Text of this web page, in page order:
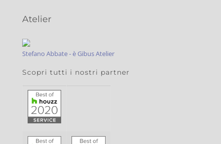
Atelier
Stefano Abbate - è Gibus Atelier
Scopri tutti i nostri partner